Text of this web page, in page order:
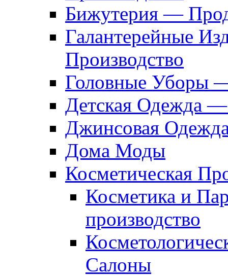
Бижутерия —
Галантерейные
Производство
Головные Уборы
Детская Одежда
Джинсовая
Дома Моды
Косметическая
Косметика и
производство
Салоны